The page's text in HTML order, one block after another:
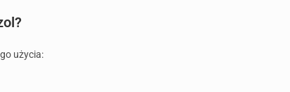
użycia: